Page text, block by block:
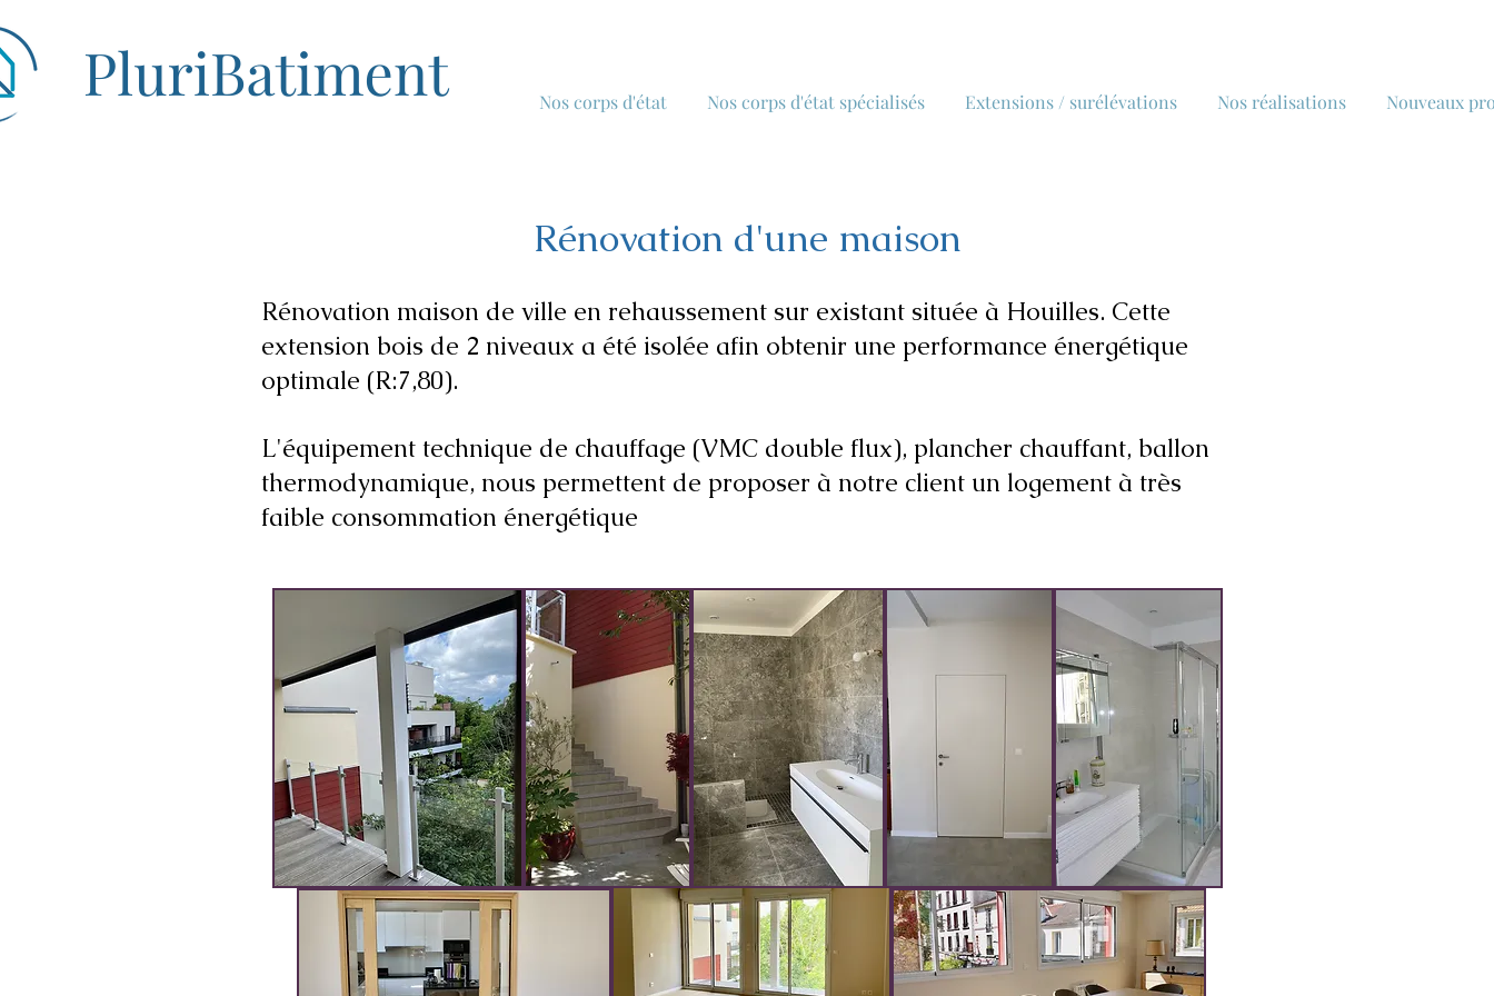
Nos corps d'état Nos corps d'état spécialisés Extensions / surélévations Nos réalisations Nouveaux
Rénovation d'une maison
Rénovation maison de ville en rehaussement sur existant située à Houilles. Cette
extension bois de 2 niveaux a été isolée afin obtenir une performance énergétique
optimale (R:7,80).
L'équipement technique de chauffage (VMC double flux), plancher chauffant, ballon
thermodynamique, nous permettent de proposer à notre client un logement à très
faible consommation énergétique